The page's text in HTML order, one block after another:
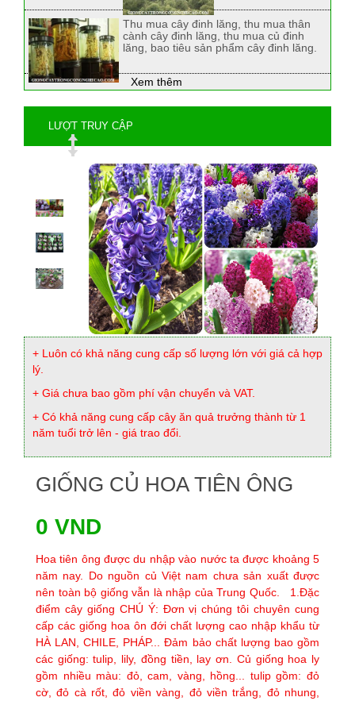
Thu mua cây đinh lăng, thu mua thân
cành cây đinh lăng, thu mua củ đinh
lăng, bao tiêu sản phẩm cây đinh lăng.
Xem thêm
LƯỢT TRUY CẬP
+ Luôn có khả năng cung cấp số lượng lớn với giá cả hợp
lý.
+ Giá chưa bao gồm phí vận chuyển và VAT.
+ Có khả năng cung cấp cây ăn quả trưởng thành từ 1
năm tuổi trở lên - giá trao đổi.
GIỐNG CỦ HOA TIÊN ÔNG
0 VND
Hoa tiên ông được du nhập vào nước ta được khoảng 5
năm nay. Do nguồn củ Việt nam chưa sản xuất được
nên toàn bộ giống vẫn là nhập của Trung Quốc. 1.Đặc
điểm cây giống CHÚ Ý: Đơn vị chúng tôi chuyên cung
cấp các giống hoa ôn đới chất lượng cao nhập khẩu từ
HÀ LAN, CHILE, PHÁP... Đảm bảo chất lượng bao gồm
các giống: tulip, lily, đồng tiền, lay ơn. Củ giống hoa ly
gồm nhiều màu: đỏ, cam, vàng, hồng... tulip gồm: đỏ
cờ, đỏ cà rốt, đỏ viền vàng, đỏ viền trắng, đỏ nhung,